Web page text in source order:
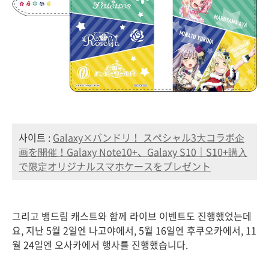
사이트 : Galaxy×バンドリ！ スペシャル3大コラボ企
画を開催！Galaxy Note10+、Galaxy S10｜S10+購入
で限定オリジナルスマホケースをプレゼント
그리고 뱅드림 캐스트와 함께 라이브 이벤트도 진행했었는데
요, 지난 5월 2일엔 나고야에서, 5월 16일엔 후쿠오카에서, 11
월 24일엔 오사카에서 행사를 진행했습니다.